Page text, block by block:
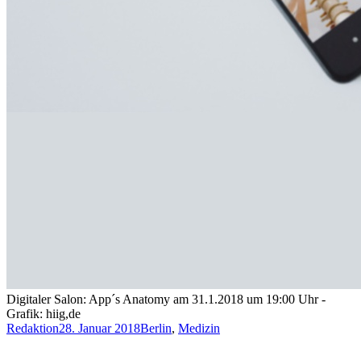
Digitaler Salon: App´s Anatomy am 31.1.2018 um 19:00 Uhr -
Grafik: hiig,de
Redaktion28. Januar 2018Berlin, Medizin